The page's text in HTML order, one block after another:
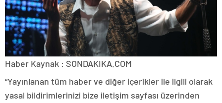
Haber Kaynak : SONDAKIKA.COM
“Yayınlanan tüm haber ve diğer içerikler ile ilgili olarak
yasal bildirimlerinizi bize iletişim sayfası üzerinden